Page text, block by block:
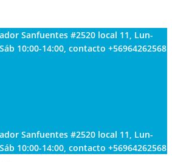
Sanfuentes #2520 local 11, Lun-
10:00-14:00, contacto +56964262568
Sanfuentes #2520 local 11, Lun-
10:00-14:00, contacto +56964262568